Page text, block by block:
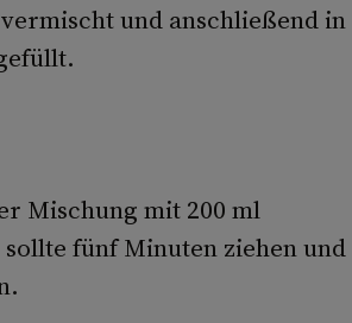
und anschließend in
Mischung mit 200 ml
fünf Minuten ziehen und